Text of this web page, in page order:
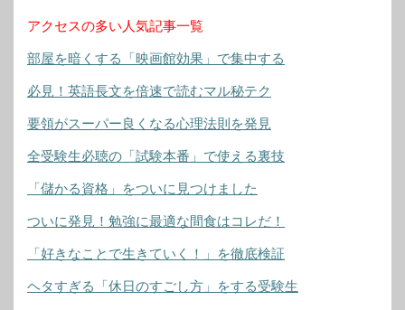
アクセスの多い人気記事一覧
部屋を暗くする「映画館効果」で集中する
必見！英語長文を倍速で読むマル秘テク
要領がスーパー良くなる心理法則を発見
全受験生必聴の「試験本番」で使える裏技
「儲かる資格」をついに見つけました
ついに発見！勉強に最適な間食はコレだ！
「好きなことで生きていく！」を徹底検証
ヘタすぎる「休日のすごし方」をする受験生